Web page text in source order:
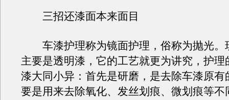
三招还漆面本来面目
车漆护理称为镜面护理，俗称为抛光。
主要是透明漆，它的工艺就更为讲究，护理
漆大同小异：首先是研磨，是去除车漆原有
要是用来去除氧化、发丝划痕、微划痕等不